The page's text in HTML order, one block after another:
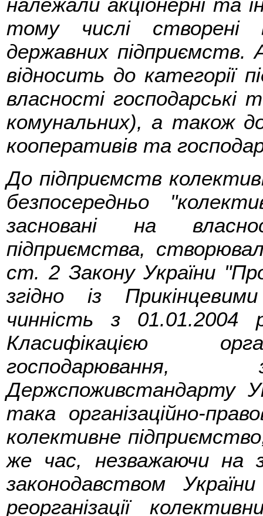
тому числі створені
державних
відносить до категорії
власності господарські
комунальних), а також
кооперативів та
До підприємств
безпосередньо
засновані на
підприємства,
ст. 2 Закону України
згідно із
чинність з 01.01.2004
Класифікацією
господарювання,
Держспоживстандарту
така організаційно-
колективне
же час, незважаючи на
законодавством
реорганізації